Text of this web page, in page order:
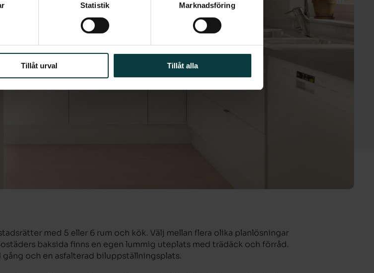
Statistik Marknadsföring
Tillåt urval Tillåt alla
med 5 eller 6 rum och kök. Välj mellan flera olika planlösningar
baksida finns en egen lummig uteplats med trädäck och förråd.
och en asfalterad biluppställningsplats.